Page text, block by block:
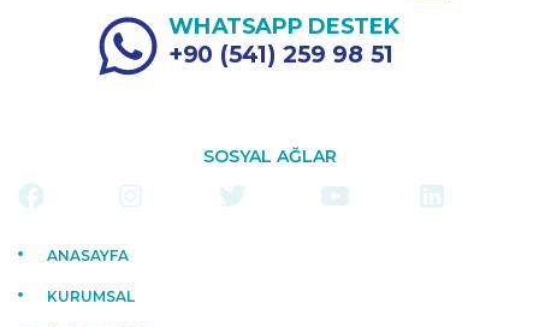
WHATSAPP DESTEK
+90 (541) 259 98 51
SOSYAL AĞLAR
ANASAYFA
KURUMSAL